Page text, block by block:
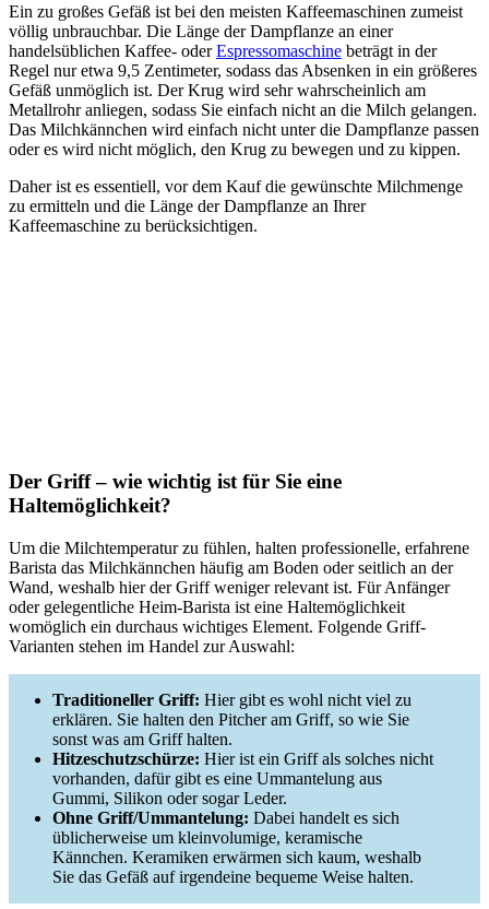
Ein zu großes Gefäß ist bei den meisten Kaffeemaschinen zumeist
völlig unbrauchbar. Die Länge der Dampflanze an einer
handelsüblichen Kaffee- oderEspressomaschine beträgt in der
Regel nur etwa 9,5 Zentimeter, sodass das Absenken in ein größeres
Gefäß unmöglich ist. Der Krug wird sehr wahrscheinlich am
Metallrohr anliegen, sodass Sie einfach nicht an die Milch gelangen.
Das Milchkännchen wird einfach nicht unter die Dampflanze passen
oder es wird nicht möglich, den Krug zu bewegen und zu kippen.
Daher ist es essentiell, vor dem Kauf die gewünschte Milchmenge
zu ermitteln und die Länge der Dampflanze an Ihrer
Kaffeemaschine zu berücksichtigen.
Der Griff – wie wichtig ist für Sie eine
Haltemöglichkeit?
Um die Milchtemperatur zu fühlen, halten professionelle, erfahrene
Barista das Milchkännchen häufig am Boden oder seitlich an der
Wand, weshalb hier der Griff weniger relevant ist. Für Anfänger
oder gelegentliche Heim-Barista ist eine Haltemöglichkeit
womöglich ein durchaus wichtiges Element. Folgende Griff-
Varianten stehen im Handel zur Auswahl:
Traditioneller Griff: Hier gibt es wohl nicht viel zu
erklären. Sie halten den Pitcher am Griff, so wie Sie
sonst was am Griff halten.
Hitzeschutzschürze: Hier ist ein Griff als solches nicht
vorhanden, dafür gibt es eine Ummantelung aus
Gummi, Silikon oder sogar Leder.
Ohne Griff/Ummantelung: Dabei handelt es sich
üblicherweise um kleinvolumige, keramische
Kännchen. Keramiken erwärmen sich kaum, weshalb
Sie das Gefäß auf irgendeine bequeme Weise halten.